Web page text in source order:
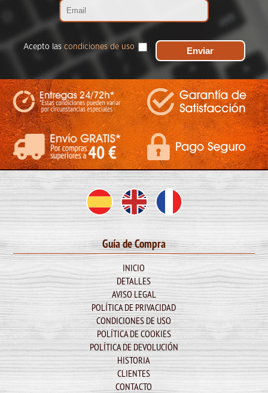
Acepto las condiciones de uso
Guía de Compra
INICIO
DETALLES
AVISO LEGAL
POLÍTICA DE PRIVACIDAD
CONDICIONES DE USO
POLÍTICA DE COOKIES
POLÍTICA DE DEVOLUCIÓN
HISTORIA
CLIENTES
CONTACTO